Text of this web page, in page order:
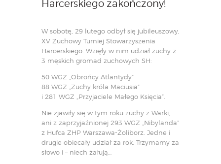
Harcerskiego zakończony!
W sobotę, 29 lutego odbył się jubileuszowy,
XV Zuchowy Turniej Stowarzyszenia
Harcerskiego. Wzięły w nim udział zuchy z
3 męskich gromad zuchowych SH:
50 WGZ „Obrońcy Atlantydy”
88 WGZ „Zuchy króla Maciusia”
i 281 WGZ „Przyjaciele Małego Księcia”.
Nie zjawiły się w tym roku zuchy z Warki,
ani z zaprzyjaźnionej 293 WGZ „Nibylanda”
z Hufca ZHP Warszawa-Żoliborz. Jedne i
drugie obiecały udział za rok. Trzymamy za
słowo i – niech żałują…